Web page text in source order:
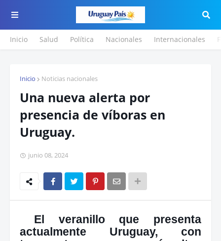
Inicio Salud Política Nacionales Internacionales
Inicio Noticias nacionales
Una nueva alerta por
presencia de víboras en
Uruguay.
junio 08, 2024
El veranillo que presenta
actualmente Uruguay, con